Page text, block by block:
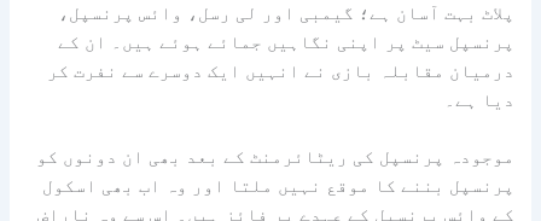
پلاٹ بہت آسان ہے؛ گیمبی اور لی رسل، وائس پرنسپل،
پرنسپل سیٹ پر اپنی نگاہیں جمائے ہوئے ہیں۔ ان کے
درمیان مقابلہ بازی نے انہیں ایک دوسرے سے نفرت کر
دیا ہے۔
موجودہ پرنسپل کی ریٹائرمنٹ کے بعد بھی ان دونوں کو
پرنسپل بننے کا موقع نہیں ملتا اور وہ اب بھی اسکول
کے وائس پرنسپل کے عہدے پر فائز ہیں۔ اس سے وہ ناراض